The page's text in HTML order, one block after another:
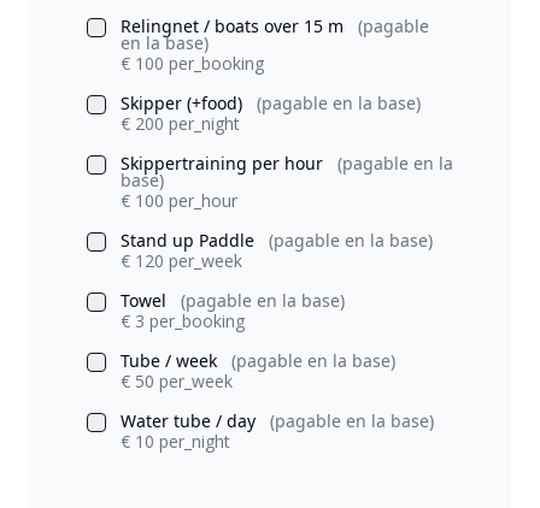
Relingnet / boats over 15 m
(pagable
en la base)
€ 100 per_booking
Skipper (+food)
(pagable en la base)
€ 200 per_night
Skippertraining per hour
(pagable en la
base)
€ 100 per_hour
Stand up Paddle
(pagable en la base)
€ 120 per_week
Towel
(pagable en la base)
€ 3 per_booking
Tube / week
(pagable en la base)
€ 50 per_week
Water tube / day
(pagable en la base)
€ 10 per_night